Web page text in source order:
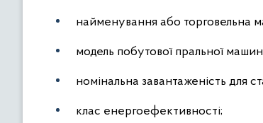
найменування або торговельна
модель побутової пральної
номінальна завантаженість для
клас енергоефективності;